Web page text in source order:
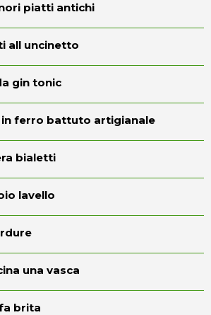
piatti antichi
all uncinetto
gin tonic
in ferro battuto artigianale
bialetti
lavello
una vasca
brita